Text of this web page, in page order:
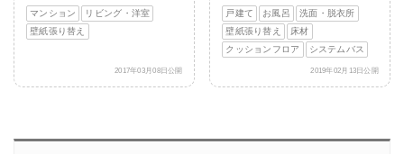
マンション
リビング・洋室
壁紙張り替え
2017年03月08日公開
戸建て
お風呂
洗面・脱衣所
壁紙張り替え
床材
クッションフロア
システムバス
2019年02月13日公開